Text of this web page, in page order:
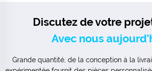
Discutez de votre
Avec nous
Grande quantité, de la conception à la